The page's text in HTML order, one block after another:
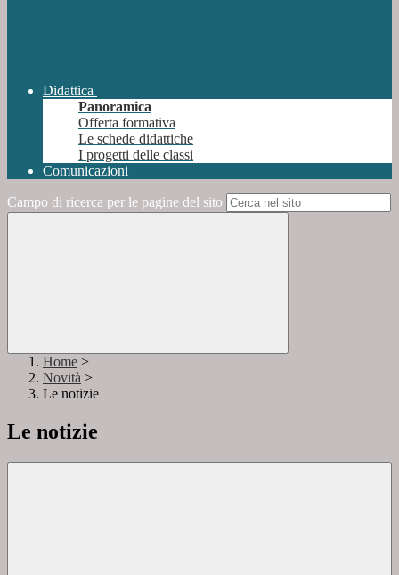
Didattica
Panoramica
Offerta formativa
Le schede didattiche
I progetti delle classi
Comunicazioni
Campo di ricerca per le pagine del sito
Home >
Novità >
Le notizie
Le notizie